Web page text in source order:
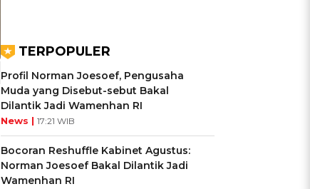
TERPOPULER
Profil Norman Joesoef, Pengusaha
Muda yang Disebut-sebut Bakal
Dilantik Jadi Wamenhan RI
News | 17:21 WIB
Bocoran Reshuffle Kabinet Agustus:
Norman Joesoef Bakal Dilantik Jadi
Wamenhan RI